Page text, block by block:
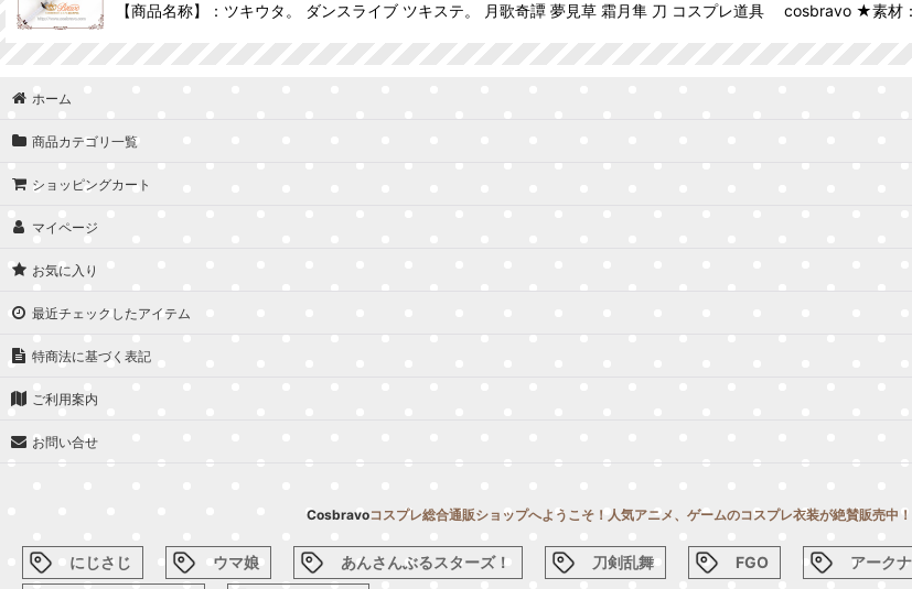
【商品名称】：ツキウタ。 ダンスライブ ツキステ。 月歌奇譚 夢見草 霜月隼 刀 コスプレ道具 cosbravo ★素
ホーム
商品カテゴリ一覧
ショッピングカート
マイページ
お気に入り
最近チェックしたアイテム
特商法に基づく表記
ご利用案内
お問い合せ
Cosbravoコスプレ総合通販ショップへようこそ！人気アニメ、ゲームのコスプレ衣装が絶賛販売中
にじさじ ウマ娘 あんさんぶるスターズ！ 刀剣乱舞 FGO アーク